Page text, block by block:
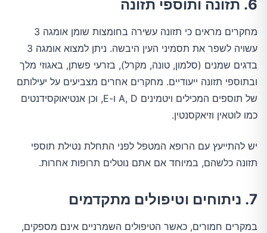
6. תזונה ותוספי תזונה
מחקרים מראים כי תזונה עשירה בחומצות שומן אומגה 3
עשויה לשפר את תסמיני העין היבשה. ניתן למצוא אומגה 3
בדגים שמנים (סלמון, טונה, מקרל), בזרעי פשתן, באגוזי מלך
ובתוספי תזונה ייעודיים. מחקרים אחרים מצביעים על יעילותם
של תוספים המכילים ויטמינים A, D ו-E, וכן אנטיאוקסידנטים
כמו לוטאין וזיאקסנטין.
יש להתייעץ עם הרופא המטפל לפני התחלת נטילת תוספי
תזונה כלשהם, במיוחד אם אתם נוטלים תרופות אחרות.
7. ניתוחים וטיפולים מתקדמים
במקרים חמורים, כאשר הטיפולים השמרניים אינם מספקים,